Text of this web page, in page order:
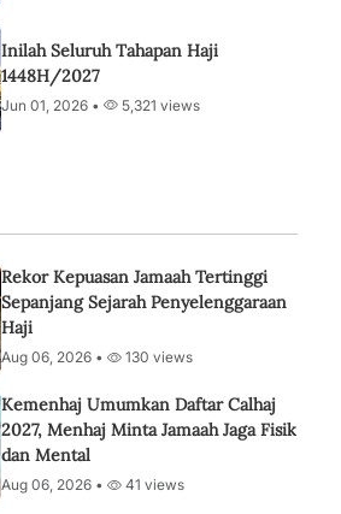
Inilah Seluruh Tahapan Haji
1448H/2027
Jun 01, 2026 • 5,321 views
Rekor Kepuasan Jamaah Tertinggi
Sepanjang Sejarah Penyelenggaraan
Haji
Aug 06, 2026 • 130 views
Kemenhaj Umumkan Daftar Calhaj
2027, Menhaj Minta Jamaah Jaga Fisik
dan Mental
Aug 06, 2026 • 41 views